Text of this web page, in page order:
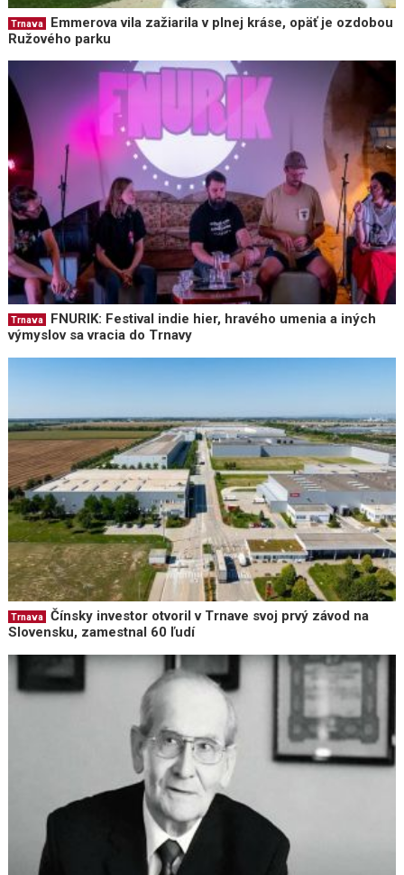
Trnava
Emmerova vila zažiarila v plnej kráse, opäť je ozdobou
Ružového parku
Trnava
FNURIK: Festival indie hier, hravého umenia a iných
výmyslov sa vracia do Trnavy
Trnava
Čínsky investor otvoril v Trnave svoj prvý závod na
Slovensku, zamestnal 60 ľudí